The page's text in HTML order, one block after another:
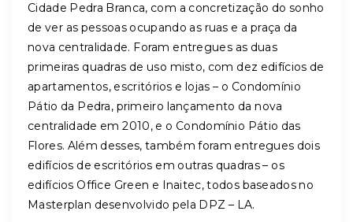
Cidade Pedra Branca, com a concretização do sonho
de ver as pessoas ocupando as ruas e a praça da
nova centralidade. Foram entregues as duas
primeiras quadras de uso misto, com dez edifícios de
apartamentos, escritórios e lojas – o Condomínio
Pátio da Pedra, primeiro lançamento da nova
centralidade em 2010, e o Condomínio Pátio das
Flores. Além desses, também foram entregues dois
edifícios de escritórios em outras quadras – os
edifícios Office Green e Inaitec, todos baseados no
Masterplan desenvolvido pela DPZ – LA.